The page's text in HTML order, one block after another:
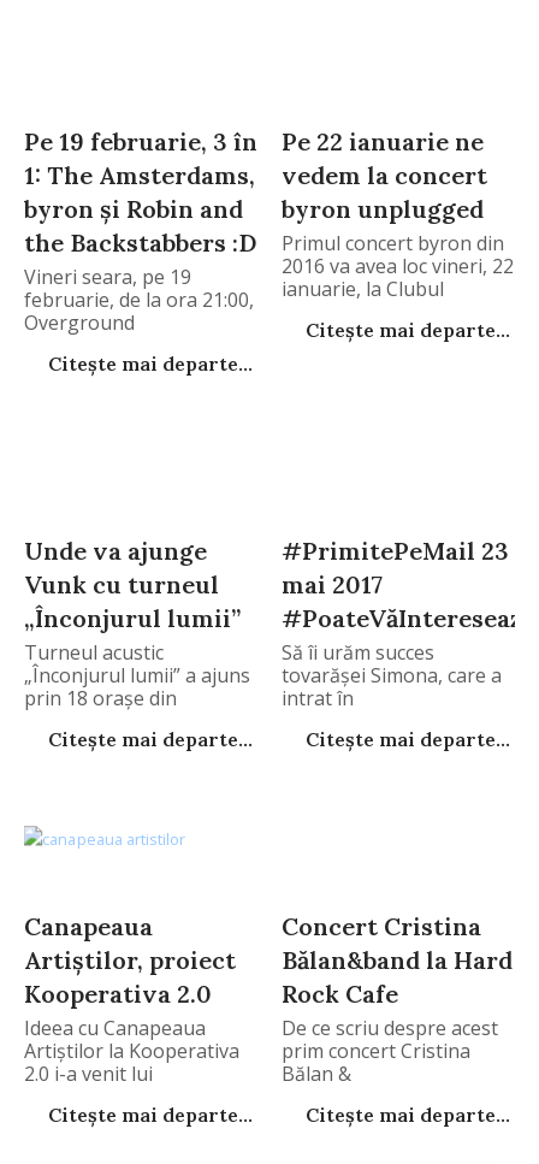
Pe 19 februarie, 3 în
1: The Amsterdams,
byron și Robin and
the Backstabbers :D
Vineri seara, pe 19
februarie, de la ora 21:00,
Overground
Citește mai departe...
Pe 22 ianuarie ne
vedem la concert
byron unplugged
Primul concert byron din
2016 va avea loc vineri, 22
ianuarie, la Clubul
(strada Monetariei, nr 3),
Citește mai departe...
Unde va ajunge
Vunk cu turneul
„Înconjurul lumii”
Turneul acustic
„Înconjurul lumii” a ajuns
prin 18 orașe din
Citește mai departe...
#PrimitePeMail 23
mai 2017
#PoateVăInteresează
Să îi urăm succes
tovarășei Simona, care a
intrat în
Citește mai departe...
Canapeaua
Artiștilor, proiect
Kooperativa 2.0
Ideea cu Canapeaua
Artiștilor la Kooperativa
2.0 i-a venit lui
Citește mai departe...
Concert Cristina
Bălan&band la Hard
Rock Cafe
De ce scriu despre acest
prim concert Cristina
Bălan &
Citește mai departe...